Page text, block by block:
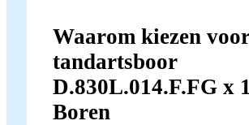
Waarom kiezen
tandartsboor
D.830L.014.F.FG x
Boren